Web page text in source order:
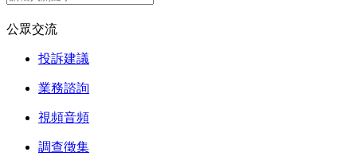
公眾交流
投訴建議
業務諮詢
視頻音頻
調查徵集